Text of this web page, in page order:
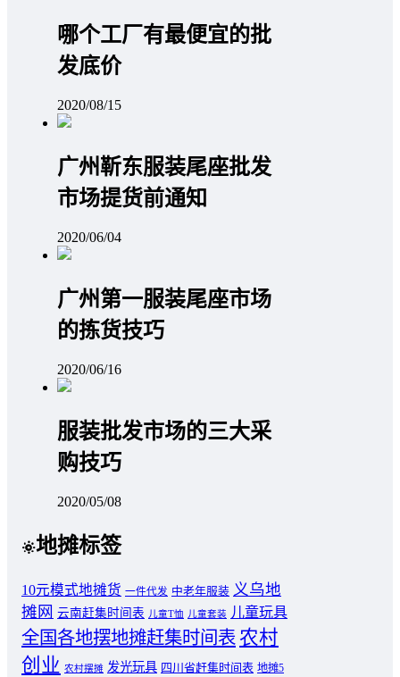
哪个工厂有最便宜的批
发底价
2020/08/15
广州靳东服装尾座批发
市场提货前通知
2020/06/04
广州第一服装尾座市场
的拣货技巧
2020/06/16
服装批发市场的三大采
购技巧
2020/05/08
地摊标签
10元模式地摊货 一件代发 中老年服装 义乌地
摊网 云南赶集时间表 儿童T恤 儿童套装 儿童玩具
全国各地摆地摊赶集时间表 农村
创业 农村摆摊 发光玩具 四川省赶集时间表 地摊5